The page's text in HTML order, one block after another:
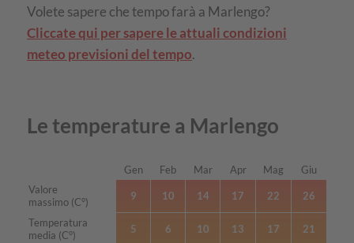
Volete sapere che tempo farà a Marlengo?
Cliccate qui per sapere le attuali condizioni
meteo previsioni del tempo.
Le temperature a Marlengo
Gen Feb Mar Apr Mag
Giu
Valore
massimo (C°)
9 10 14 17 22 26
Temperatura
media (C°)
5 6 10 13 17 21